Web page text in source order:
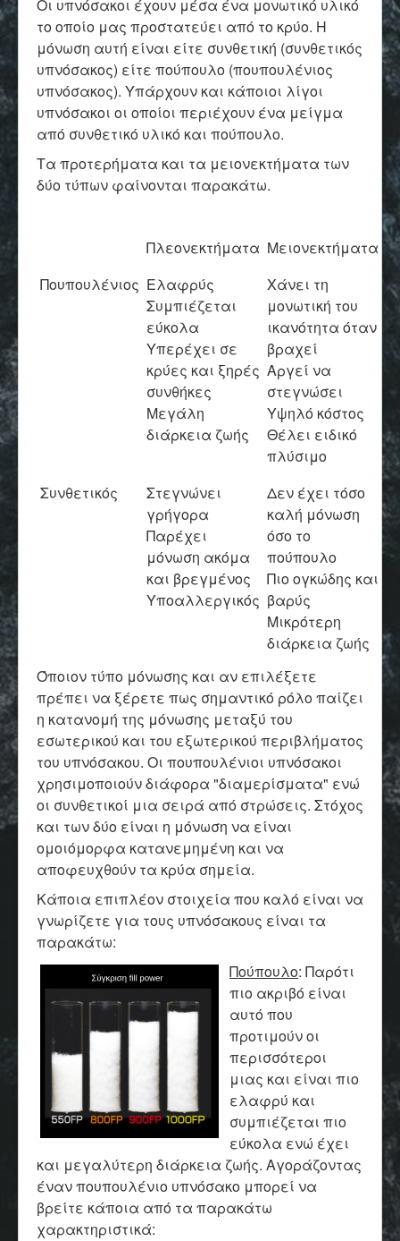
Οι υπνόσακοι έχουν μέσα ένα μονωτικό υλικό
το οποίο μας προστατεύει από το κρύο. Η
μόνωση αυτή είναι είτε συνθετική (συνθετικός
υπνόσακος) είτε πούπουλο (πουπουλένιος
υπνόσακος). Υπάρχουν και κάποιοι λίγοι
υπνόσακοι οι οποίοι περιέχουν ένα μείγμα
από συνθετικό υλικό και πούπουλο.
Τα προτερήματα και τα μειονεκτήματα των
δύο τύπων φαίνονται παρακάτω.
Πλεονεκτήματα Μειονεκτήματα
Πουπουλένιος Ελαφρύς
Συμπιέζεται
εύκολα
Υπερέχει σε
κρύες και ξηρές
συνθήκες
Μεγάλη
διάρκεια ζωής
Χάνει τη
μονωτική του
ικανότητα όταν
βραχεί
Αργεί να
στεγνώσει
Υψηλό κόστος
Θέλει ειδικό
πλύσιμο
Συνθετικός
Στεγνώνει
γρήγορα
Παρέχει
μόνωση ακόμα
και βρεγμένος
Υποαλλεργικός
Δεν έχει τόσο
καλή μόνωση
όσο το
πούπουλο
Πιο ογκώδης και
βαρύς
Μικρότερη
διάρκεια ζωής
Όποιον τύπο μόνωσης και αν επιλέξετε
πρέπει να ξέρετε πως σημαντικό ρόλο παίζει
η κατανομή της μόνωσης μεταξύ του
εσωτερικού και του εξωτερικού περιβλήματος
του υπνόσακου. Οι πουπουλένιοι υπνόσακοι
χρησιμοποιούν διάφορα "διαμερίσματα" ενώ
οι συνθετικοί μια σειρά από στρώσεις. Στόχος
και των δύο είναι η μόνωση να είναι
ομοιόμορφα κατανεμημένη και να
αποφευχθούν τα κρύα σημεία.
Κάποια επιπλέον στοιχεία που καλό είναι να
γνωρίζετε για τους υπνόσακους είναι τα
παρακάτω:
Πούπουλο: Παρότι
πιο ακριβό είναι
αυτό που
προτιμούν οι
περισσότεροι
μιας και είναι πιο
ελαφρύ και
συμπιέζεται πιο
εύκολα ενώ έχει
και μεγαλύτερη διάρκεια ζωής. Αγοράζοντας
έναν πουπουλένιο υπνόσακο μπορεί να
βρείτε κάποια από τα παρακάτω
χαρακτηριστικά: